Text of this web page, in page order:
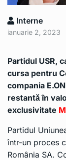
Interne
ianuarie 2, 2023
Partidul USR,
cursa pentru
compania
restantă în
exclusivitate
Partidul
într-un proces
România SA.